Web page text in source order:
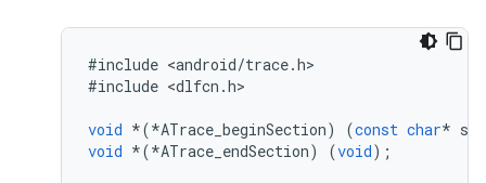
#include <android/trace.h>
#include <dlfcn .h>
void *(*ATrace_beginSection) (const char*
void *(*ATrace_endSection) (void);